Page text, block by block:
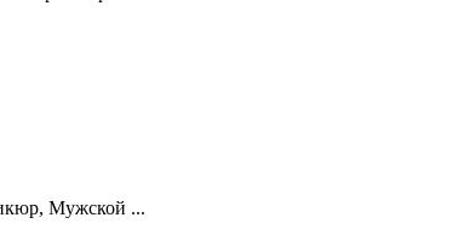
Мужской ...